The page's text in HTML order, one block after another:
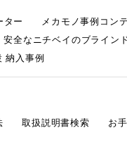
ター
メカモノ事例コン
安全なニチベイのブライン
納入事例
取扱説明書検索
お